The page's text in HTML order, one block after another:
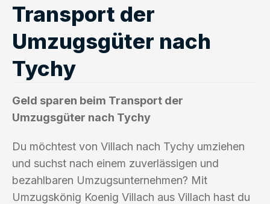
Transport der
Umzugsgüter nach
Tychy
Geld sparen beim Transport der
Umzugsgüter nach Tychy
Du möchtest von Villach nach Tychy umziehen
und suchst nach einem zuverlässigen und
bezahlbaren Umzugsunternehmen? Mit
Umzugskönig Koenig Villach aus Villach hast du